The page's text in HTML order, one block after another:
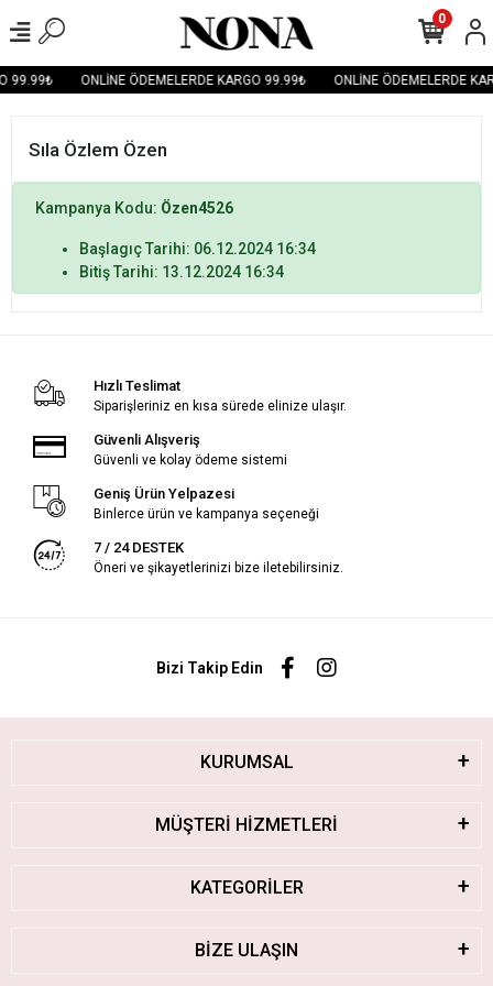
99.99₺ ONLİNE ÖDEMELERDE KARGO 99.99₺ ONLİNE ÖDEMELERDE
0
Sıla Özlem Özen
Kampanya Kodu: Özen4526
Başlagıç Tarihi: 06.12.2024 16:34
Bitiş Tarihi: 13.12.2024 16:34
Hızlı Teslimat
Siparişleriniz en kısa sürede elinize ulaşır.
Güvenli Alışveriş
Güvenli ve kolay ödeme sistemi
Geniş Ürün Yelpazesi
Binlerce ürün ve kampanya seçeneği
7 / 24 DESTEK
Öneri ve şikayetlerinizi bize iletebilirsiniz.
Bizi Takip Edin
KURUMSAL
MÜŞTERİ HİZMETLERİ
KATEGORİLER
BİZE ULAŞIN